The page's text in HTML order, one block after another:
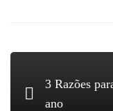
3 Razões
ano